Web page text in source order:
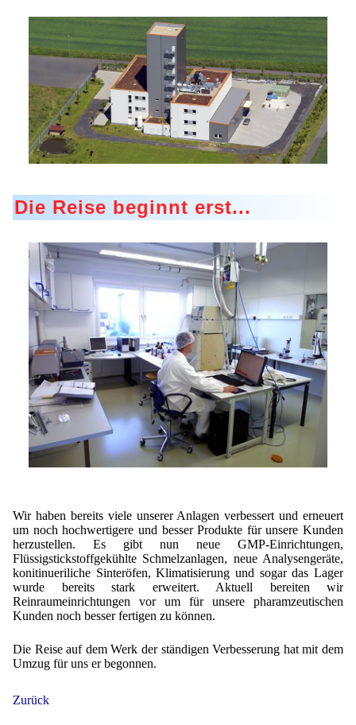
Die Reise beginnt erst...
Wir haben bereits viele unserer Anlagen verbessert und erneuert
um noch hochwertigere und besser Produkte für unsere Kunden
herzustellen. Es gibt nun neue GMP-Einrichtungen,
Flüssigstickstoffgekühlte Schmelzanlagen, neue Analysengeräte,
konitinueriliche Sinteröfen, Klimatisierung und sogar das Lager
wurde bereits stark erweitert. Aktuell bereiten wir
Reinraumeinrichtungen vor um für unsere pharamzeutischen
Kunden noch besser fertigen zu können.
Die Reise auf dem Werk der ständigen Verbesserung hat mit dem
Umzug für uns er begonnen.
Zurück